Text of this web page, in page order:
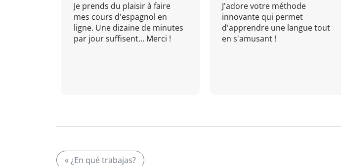
Je prends du plaisir à faire
mes cours d'espagnol en
ligne. Une dizaine de minutes
par jour suffisent... Merci !
J'adore votre méthode
innovante qui permet
d'apprendre une langue tout
en s'amusant !
« ¿En qué trabajas?